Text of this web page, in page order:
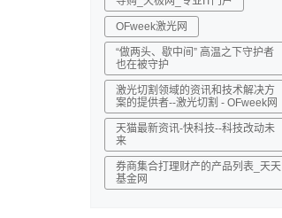
OFweek激光网
“做两头、歇中间” 高温之下守护者
也在被守护
激光切割领域的资讯和技术解决方
案的提供者--激光切割 - OFweek网
天猫最新资讯-快科技--科技改动未
来
券商集合打理财产的产品列表_天天
基金网